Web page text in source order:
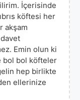
İçerisinde
köftesi her
akşam
Emin olun ki
bol bol köfteler
hep birlikte
ellerinize